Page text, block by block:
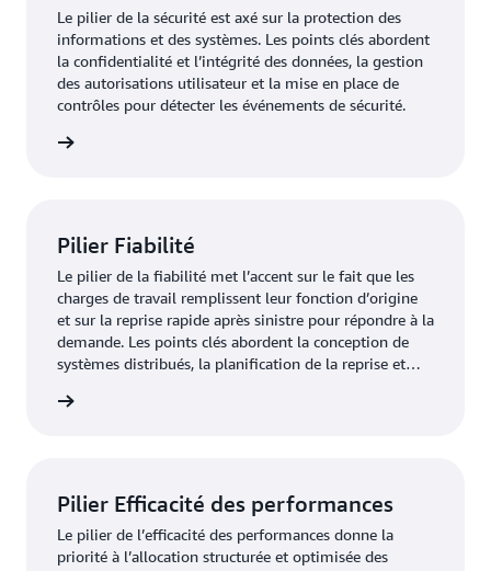
Le pilier de la sécurité est axé sur la protection des
informations et des systèmes. Les points clés abordent
la confidentialité et l’intégrité des données, la gestion
des autorisations utilisateur et la mise en place de
contrôles pour détecter les événements de sécurité.
Pilier Fiabilité
Le pilier de la fiabilité met l’accent sur le fait que les
charges de travail remplissent leur fonction d’origine
et sur la reprise rapide après sinistre pour répondre à la
demande. Les points clés abordent la conception de
systèmes distribués, la planification de la reprise et
Pilier Efficacité des performances
Le pilier de l’efficacité des performances donne la
priorité à l’allocation structurée et optimisée des